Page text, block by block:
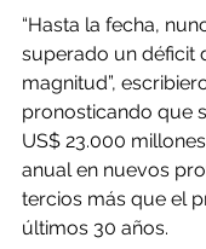
“Hasta la fecha,
superado un déficit
magnitud”,
pronosticando que
US$ 23.000
anual en nuevos
tercios más que el
últimos 30 años.